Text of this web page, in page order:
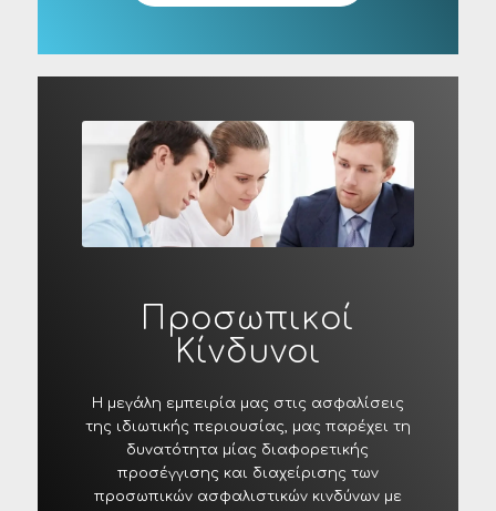
Προσωπικοί
Κίνδυνοι
Η μεγάλη εμπειρία μας στις ασφαλίσεις
της ιδιωτικής περιουσίας, μας παρέχει τη
δυνατότητα μίας διαφορετικής
προσέγγισης και διαχείρισης των
προσωπικών ασφαλιστικών κινδύνων με